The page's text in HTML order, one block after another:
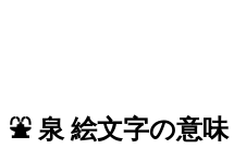
⛲ 泉 絵文字の意味